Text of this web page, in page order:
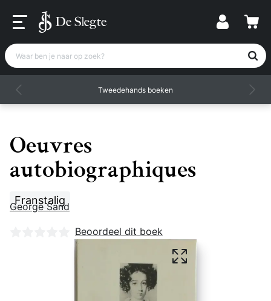
Waar ben je naar op zoek?
Tweedehands boeken
Oeuvres
autobiographiques
Franstalig
George Sand
Nog geen beoordelingen
Beoordeel dit boek